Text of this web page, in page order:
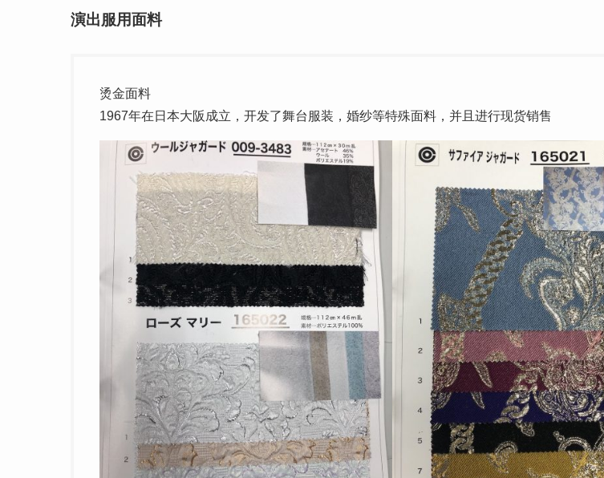
演出服用面料
烫金面料
1967年在日本大阪成立，开发了舞台服装，婚纱等特殊面料，并且进行现货销售